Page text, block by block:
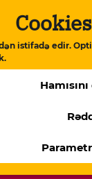
istifadə edir.
Ukraynada